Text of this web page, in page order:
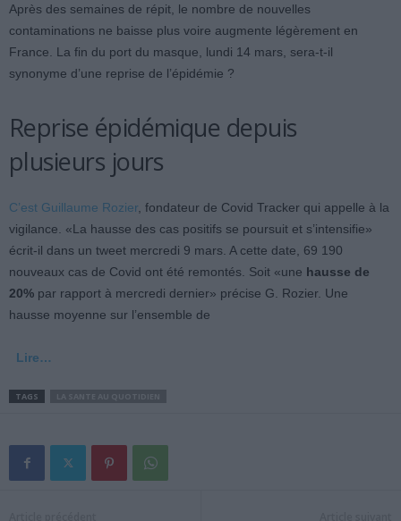
Après des semaines de répit, le nombre de nouvelles
contaminations ne baisse plus voire augmente légèrement en
France. La fin du port du masque, lundi 14 mars, sera-t-il
synonyme d’une reprise de l’épidémie ?
Reprise épidémique depuis
plusieurs jours
C’est Guillaume Rozier , fondateur de Covid Tracker qui appelle à la
vigilance. «La hausse des cas positifs se poursuit et s’intensifie»
écrit-il dans un tweet mercredi 9 mars. A cette date, 69 190
nouveaux cas de Covid ont été remontés. Soit «une hausse de
20% par rapport à mercredi dernier» précise G. Rozier. Une
hausse moyenne sur l’ensemble de
Lire…
TAGS